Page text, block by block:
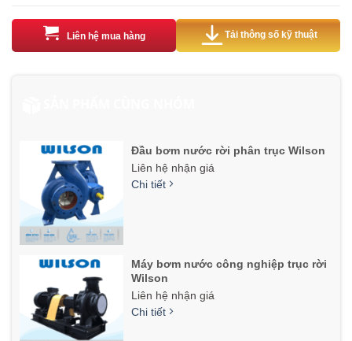
Liên hệ mua hàng Tải thông số kỹ thuật
Đầu bơm nước rời phân trục Wilson
Liên hệ nhận giá
Chi tiết
Máy bơm nước công nghiệp trục rời
Wilson
Liên hệ nhận giá
Chi tiết